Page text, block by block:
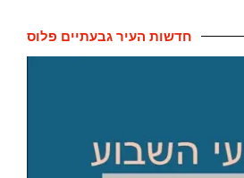
חדשות העיר גבעתיים פלוס